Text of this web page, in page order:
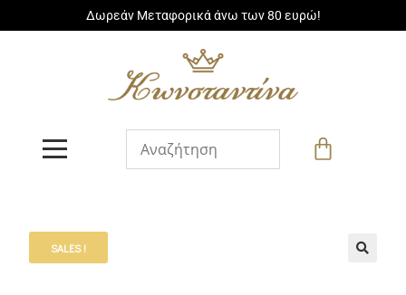
Δωρεάν Μεταφορικά άνω των 80 ευρώ!
SALES !